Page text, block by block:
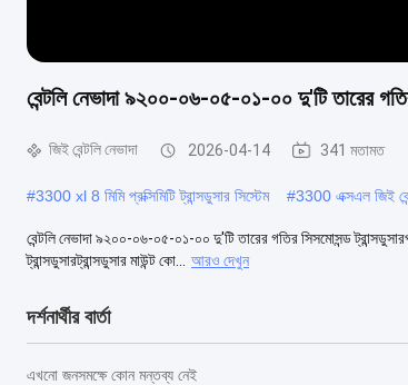
বেন্টলি নেভাদা ৯২০০-০৬-০৫-০১-০০ দু'টি তারের
জিই বেন্টলি নেভাদা 2026-04-14 341 মতামত
#3300 xl 8 মিমি প্রক্সিমিটি ট্রান্সডুসার সিস্টেম #3300 এক্সএল জিই
বেন্টলি নেভাদা ৯২০০-০৬-০৫-০১-০০ দু'টি তারের গতির সিসমোসন্ড
ট্রান্সডুসারট্রান্সডুসার মাউন্ট কো...
আরও দেখুন
দর্শনার্থীর বার্তা
এখনো জনসমক্ষে কোন মন্তব্য নেই